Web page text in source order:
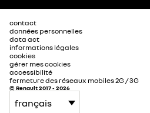
contact
données personnelles
data act
informations légales
cookies
gérer mes cookies
accessibilité
fermeture des réseaux mobiles 2G / 3G
© Renault 2017 - 2026